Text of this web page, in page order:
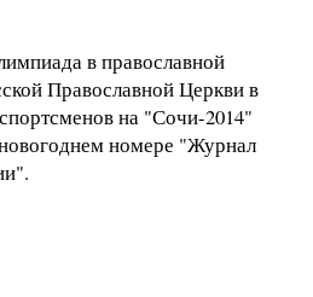
в православной
Православной Церкви в
на "Сочи-2014"
номере "Журнал